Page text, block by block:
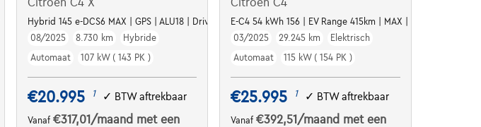
Hybrid 145 e-DCS6 MAX | GPS | ALU18 | Drive Assist | LED De Citroën C4 X Hybrid 145 AUT MAX combinee
08/2025
8.730 km
Hybride
Automaat
107 kW ( 143 PK )
€20.995 1 ✓ BTW aftrekbaar
Vanaf €317,01 /maand met een
E-C4 54 kWh 156 | EV Range 415km | MAX | GPS | Leather |
03/2025
29.245 km
Elektrisch
Automaat
115 kW ( 154 PK )
€25.995 1 ✓ BTW aftrekbaar
Vanaf€392,51 /maand met een